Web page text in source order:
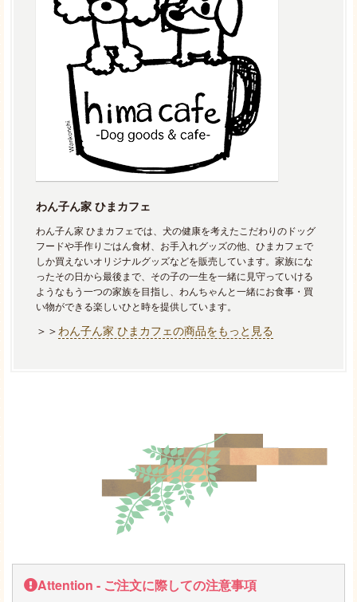
わん子ん家 ひまカフェ
わん子ん家 ひまカフェでは、犬の健康を考えたこだわりのドッグ
フードや手作りごはん食材、お手入れグッズの他、ひまカフェで
しか買えないオリジナルグッズなどを販売しています。家族にな
ったその日から最後まで、その子の一生を一緒に見守っていける
ようなもう一つの家族を目指し、わんちゃんと一緒にお食事・買
い物ができる楽しいひと時を提供しています。
＞＞わん子ん家 ひまカフェの商品をもっと見る
Attention - ご注文に際しての注意事項